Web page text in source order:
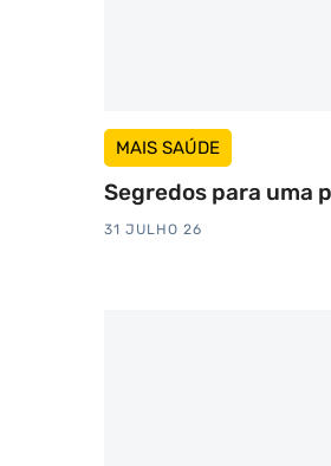
MAIS SAÚDE
Segredos para uma
31 JULHO 26